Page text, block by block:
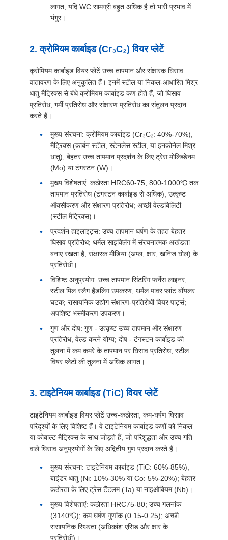
लागत, यदि WC सामग्री बहुत अधिक है तो भारी प्रभाव में
भंगुर।
2. क्रोमियम कार्बाइड (Cr₃C₂) वियर प्लेटें
क्रोमियम कार्बाइड वियर प्लेटें उच्च तापमान और संक्षारक घिसाव
वातावरण के लिए अनुकूलित हैं। इनमें स्टील या निकल-आधारित मिश्र
धातु मैट्रिक्स से बंधे क्रोमियम कार्बाइड कण होते हैं, जो घिसाव
प्रतिरोध, गर्मी प्रतिरोध और संक्षारण प्रतिरोध का संतुलन प्रदान
करते हैं।
मुख्य संरचना: क्रोमियम कार्बाइड (Cr₃C₂: 40%-70%),
मैट्रिक्स (कार्बन स्टील, स्टेनलेस स्टील, या इनकोनेल मिश्र
धातु); बेहतर उच्च तापमान प्रदर्शन के लिए ट्रेस मोलिब्डेनम
(Mo) या टंगस्टन (W)।
मुख्य विशेषताएं: कठोरता HRC60-75; 800-1000℃ तक
तापमान प्रतिरोध (टंगस्टन कार्बाइड से अधिक); उत्कृष्ट
ऑक्सीकरण और संक्षारण प्रतिरोध; अच्छी वेल्डबिलिटी
(स्टील मैट्रिक्स)।
प्रदर्शन हाइलाइट्स: उच्च तापमान घर्षण के तहत बेहतर
घिसाव प्रतिरोध; थर्मल साइक्लिंग में संरचनात्मक अखंडता
बनाए रखता है; संक्षारक मीडिया (अम्ल, क्षार, खनिज घोल) के
प्रतिरोधी।
विशिष्ट अनुप्रयोग: उच्च तापमान सिंटरिंग फर्नेस लाइनर;
स्टील मिल स्लैग हैंडलिंग उपकरण; थर्मल पावर प्लांट बॉयलर
घटक; रासायनिक उद्योग संक्षारण-प्रतिरोधी वियर पार्ट्स;
अपशिष्ट भस्मीकरण उपकरण।
गुण और दोष: गुण - उत्कृष्ट उच्च तापमान और संक्षारण
प्रतिरोध, वेल्ड करने योग्य; दोष - टंगस्टन कार्बाइड की
तुलना में कम कमरे के तापमान पर घिसाव प्रतिरोध, स्टील
वियर प्लेटों की तुलना में अधिक लागत।
3. टाइटेनियम कार्बाइड (TiC) वियर प्लेटें
टाइटेनियम कार्बाइड वियर प्लेटें उच्च-कठोरता, कम-घर्षण घिसाव
परिदृश्यों के लिए विशिष्ट हैं। वे टाइटेनियम कार्बाइड कणों को निकल
या कोबाल्ट मैट्रिक्स के साथ जोड़ते हैं, जो परिशुद्धता और उच्च गति
वाले घिसाव अनुप्रयोगों के लिए अद्वितीय गुण प्रदान करते हैं।
मुख्य संरचना: टाइटेनियम कार्बाइड (TiC: 60%-85%),
बाइंडर धातु (Ni: 10%-30% या Co: 5%-20%); बेहतर
कठोरता के लिए ट्रेस टैंटलम (Ta) या नाइओबियम (Nb)।
मुख्य विशेषताएं: कठोरता HRC75-80; उच्च गलनांक
(3140℃); कम घर्षण गुणांक (0.15-0.25); अच्छी
रासायनिक स्थिरता (अधिकांश एसिड और क्षार के
प्रतिरोधी)।